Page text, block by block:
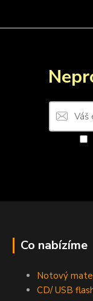
Co nabízíme
Notový
CD/ USB